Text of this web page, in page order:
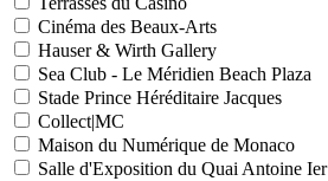
Cinéma des Beaux-Arts
Hauser & Wirth Gallery
Sea Club - Le Méridien Beach Plaza
Stade Prince Héréditaire Jacques
Collect|MC
Maison du Numérique de Monaco
Salle d'Exposition du Quai Antoine Ier